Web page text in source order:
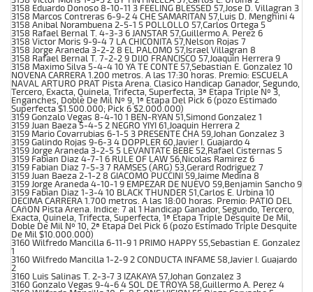
3158 Eduardo Donoso 8-10-11 3 FEELING BLESSED 57,Jose D. Villagran 3
3158 Marcos Contreras 6-9-2 4 CHE SAMARITAN 57,Luis D. Menghini 4
3158 Anibal Norambuena 2-5-1 5 POLLOLLO 57,Carlos Ortega 5
3158 Rafael Bernal T. 4-3-3 6 JANSTAR 57,Guillermo A. Perez 6
3158 Victor Moris 9-9-4 7 LA CHICONITA 57,Nelson Rojas 7
3158 Jorge Araneda 3-2-2 8 EL PALOMO 57,Israel Villagran 8
3158 Rafael Bernal T. 7-2-2 9 DIJO FRANCISCO 57,Joaquin Herrera 9
3158 Maximo Silva 5-4-4 10 YA TE CONTE 57,Sebastian E. Gonzalez 10
NOVENA CARRERA 1.200 metros. A las 17:30 horas. Premio: ESCUELA
NAVAL ARTURO PRAT Pista Arena. Clasico Handicap Ganador, Segundo,
Tercero, Exacta, Quinela, Trifecta, Superfecta, 3ª Etapa Triple Nº 3,
Enganches, Doble De Mil Nº 9, 1ª Etapa Del Pick 6 (pozo Estimado
Superfecta $1.500.000; Pick 6 $2.000.000)
3159 Gonzalo Vegas 8-4-10 1 BEN-RYAN 51,Simond Gonzalez 1
3159 Juan Baeza 5-4-5 2 NEGRO YIYI 61,Joaquin Herrera 2
3159 Mario Covarrubias 6-1-5 3 PRESENTE CHA 59,Johan Gonzalez 3
3159 Galindo Rojas 9-6-3 4 DOPPLER 60,Javier I. Guajardo 4
3159 Jorge Araneda 3-2-5 5 LEVANTATE BEBE 52,Rafael Cisternas 5
3159 Fabian Diaz 4-7-1 6 RULE OF LAW 56,Nicolas Ramirez 6
3159 Fabian Diaz 7-5-3 7 RAMSES (ARG) 53,Gerard Rodriguez 7
3159 Juan Baeza 2-1-2 8 GIACOMO PUCCINI 59,Jaime Medina 8
3159 Jorge Araneda 4-10-1 9 EMPEZAR DE NUEVO 59,Benjamin Sancho 9
3159 Fabian Diaz 1-3-4 10 BLACK THUNDER 51,Carlos E. Urbina 10
DECIMA CARRERA 1.700 metros. A las 18:00 horas. Premio: PATIO DEL
CAñON Pista Arena. Indice: 7 al 1 Handicap Ganador, Segundo, Tercero,
Exacta, Quinela, Trifecta, Superfecta, 1ª Etapa Triple Desquite De Mil,
Doble De Mil Nº 10, 2ª Etapa Del Pick 6 (pozo Estimado Triple Desquite
De Mil $10.000.000)
3160 Wilfredo Mancilla 6-11-9 1 PRIMO HAPPY 55,Sebastian E. Gonzalez
1
3160 Wilfredo Mancilla 1-2-9 2 CONDUCTA INFAME 58,Javier I. Guajardo
2
3160 Luis Salinas T. 2-3-7 3 IZAKAYA 57,Johan Gonzalez 3
3160 Gonzalo Vegas 9-4-6 4 SOL DE TROYA 58,Guillermo A. Perez 4